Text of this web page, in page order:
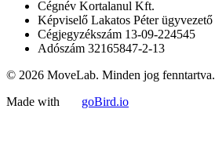
Cégnév Kortalanul Kft.
Képviselő Lakatos Péter ügyvezető
Cégjegyzékszám 13-09-224545
Adószám 32165847-2-13
© 2026 MoveLab. Minden jog fenntartva.
Made with
goBird.io